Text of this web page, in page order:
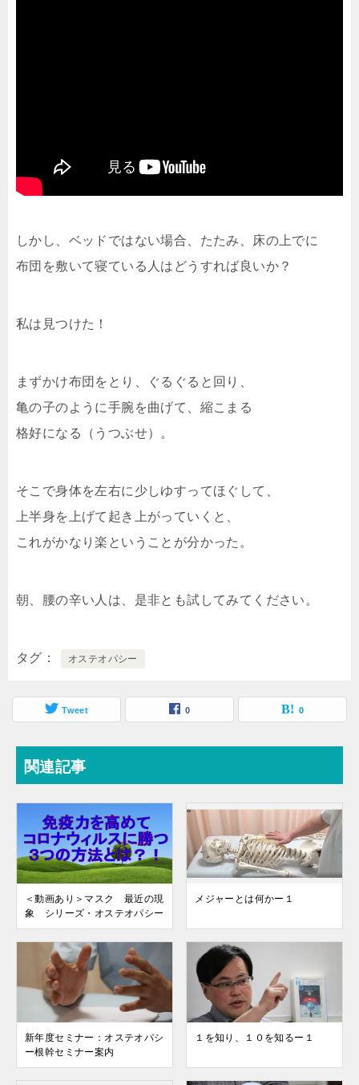
しかし、ベッドではない場合、たたみ、床の上でに
布団を敷いて寝ている人はどうすれば良いか？
私は見つけた！
まずかけ布団をとり、ぐるぐると回り、
亀の子のように手腕を曲げて、縮こまる
格好になる（うつぶせ）。
そこで身体を左右に少しゆすってほぐして、
上半身を上げて起き上がっていくと、
これがかなり楽ということが分かった。
朝、腰の辛い人は、是非とも試してみてください。
タグ オステオパシー
Tweet 0 0
関連記事
＜動画あり＞マスク 最近の現
象 シリーズ・オステオパシー
メジャーとは何かー１
新年度セミナー：オステオパシ
ー根幹セミナー案内
１を知り、１０を知るー１